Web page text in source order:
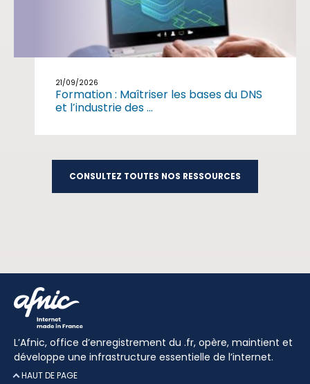
21/09/2026
Formation : Maîtriser les bases du DNS
et l’industrie des ...
CONSULTEZ TOUTES NOS RESSOURCES
L’Afnic, office d’enregistrement du .fr, opère, maintient et
développe une infrastructure essentielle de l’internet.
HAUT DE PAGE